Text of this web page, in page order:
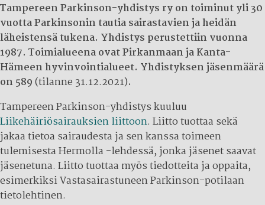
Tampereen Parkinson-yhdistys ry on toiminut yli 30
vuotta Parkinsonin tautia sairastavien ja heidän
läheistensä tukena. Yhdistys perustettiin vuonna
1987. Toimialueena ovat Pirkanmaan ja Kanta-
Hämeen hyvinvointialueet. Yhdistyksen jäsenmäärä
on 589(tilanne 31.12.2021).
Tampereen Parkinson-yhdistys kuuluu
Liikehäiriösairauksien liittoon. Liitto tuottaa sekä
jakaa tietoa sairaudesta ja sen kanssa toimeen
tulemisesta Hermolla -lehdessä, jonka jäsenet saavat
jäsenetuna. Liitto tuottaa myös tiedotteita ja oppaita,
esimerkiksi Vastasairastuneen Parkinson-potilaan
tietolehtinen.